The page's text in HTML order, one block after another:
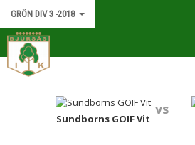
GRÖN DIV 3 -2018
HEM
Sundborns GOIF Vit
vs